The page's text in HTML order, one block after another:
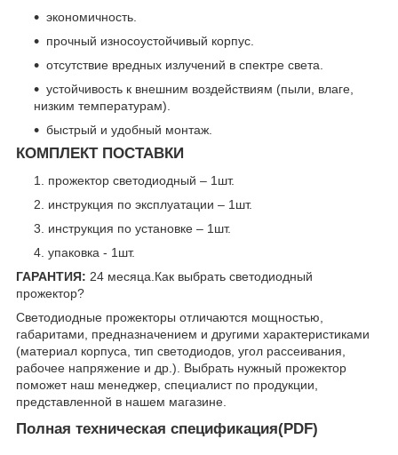
экономичность.
прочный износоустойчивый корпус.
отсутствие вредных излучений в спектре света.
устойчивость к внешним воздействиям (пыли, влаге,
низким температурам).
быстрый и удобный монтаж.
КОМПЛЕКТ ПОСТАВКИ
прожектор светодиодный – 1шт.
инструкция по эксплуатации – 1шт.
инструкция по установке – 1шт.
упаковка - 1шт.
ГАРАНТИЯ: 24 месяца. Как выбрать светодиодный
прожектор?
Светодиодные прожекторы отличаются мощностью,
габаритами, предназначением и другими характеристиками
(материал корпуса, тип светодиодов, угол рассеивания,
рабочее напряжение и др.). Выбрать нужный прожектор
поможет наш менеджер, специалист по продукции,
представленной в нашем магазине.
Полная техническая спецификация(PDF)